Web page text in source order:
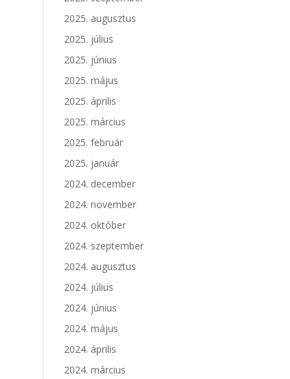
2025. augusztus
2025. július
2025. június
2025. május
2025. április
2025. március
2025. február
2025. január
2024. december
2024. november
2024. október
2024. szeptember
2024. augusztus
2024. július
2024. június
2024. május
2024. április
2024. március